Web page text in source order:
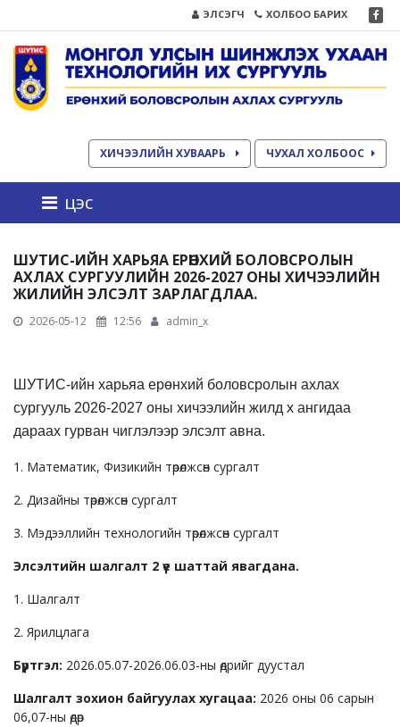
ЭЛСЭГЧ ХОЛБОО БАРИХ
ХИЧЭЭЛИЙН ХУВААРЬ ЧУХАЛ ХОЛБООС
цэс
ШУТИС-ИЙН ХАРЬЯА ЕРӨНХИЙ БОЛОВСРОЛЫН
АХЛАХ СУРГУУЛИЙН 2026-2027 ОНЫ ХИЧЭЭЛИЙН
ЖИЛИЙН ЭЛСЭЛТ ЗАРЛАГДЛАА.
2026-05-12 12:56 admin_x
ШУТИС-ийн харьяа ерөнхий боловсролын ахлах
сургууль 2026-2027 оны хичээлийн жилд x ангидаа
дараах гурван чиглэлээр элсэлт авна.
1. Математик, Физикийн төрөлжсөн сургалт
2. Дизайны төрөлжсөн сургалт
3. Мэдээллийн технологийн төрөлжсөн сургалт
Элсэлтийн шалгалт 2 үе шаттай явагдана.
1. Шалгалт
2. Ярилцлага
Бүртгэл: 2026.05.07-2026.06.03-ны өдрийг дуустал
Шалгалт зохион байгуулах хугацаа: 2026 оны 06 сарын
06,07-ны өдөр